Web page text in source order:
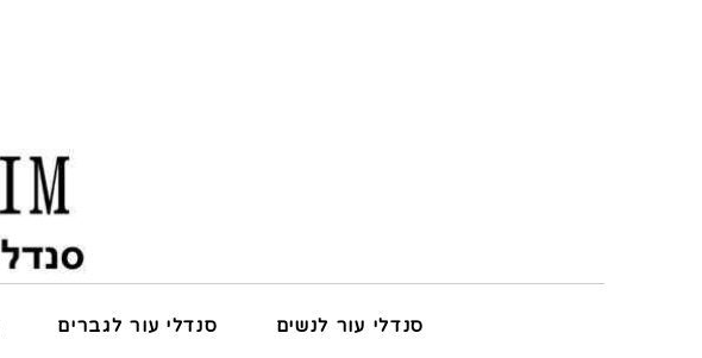
סנדלי עור לנשים סנדלי עור לגברים